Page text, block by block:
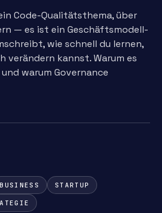
Code-Qualitätsthema, über
— es ist ein Geschäftsmodell-
wie schnell du lernen,
verändern kannst. Warum es
warum Governance
BUSINESS STARTUP